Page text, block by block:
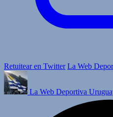
Retuitear en Twitter La Web
La Web Deportiva